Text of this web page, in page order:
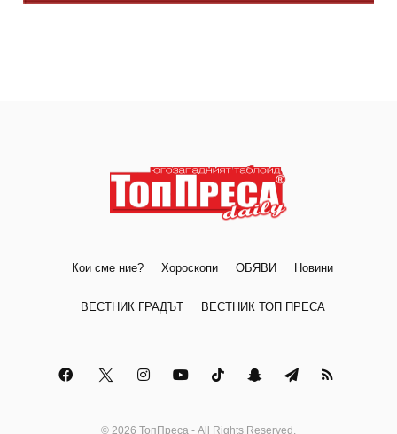
Кои сме ние? Хороскопи ОБЯВИ Новини
ВЕСТНИК ГРАДЪТ ВЕСТНИК ТОП ПРЕСА
© 2026 ТопПреса - All Rights Reserved.